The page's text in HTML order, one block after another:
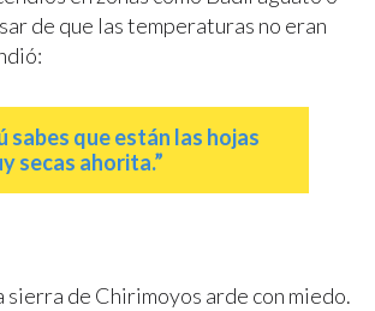
de que las temperaturas no eran
sabes que están las hojas
secas ahorita.”
sierra de Chirimoyos arde con miedo.